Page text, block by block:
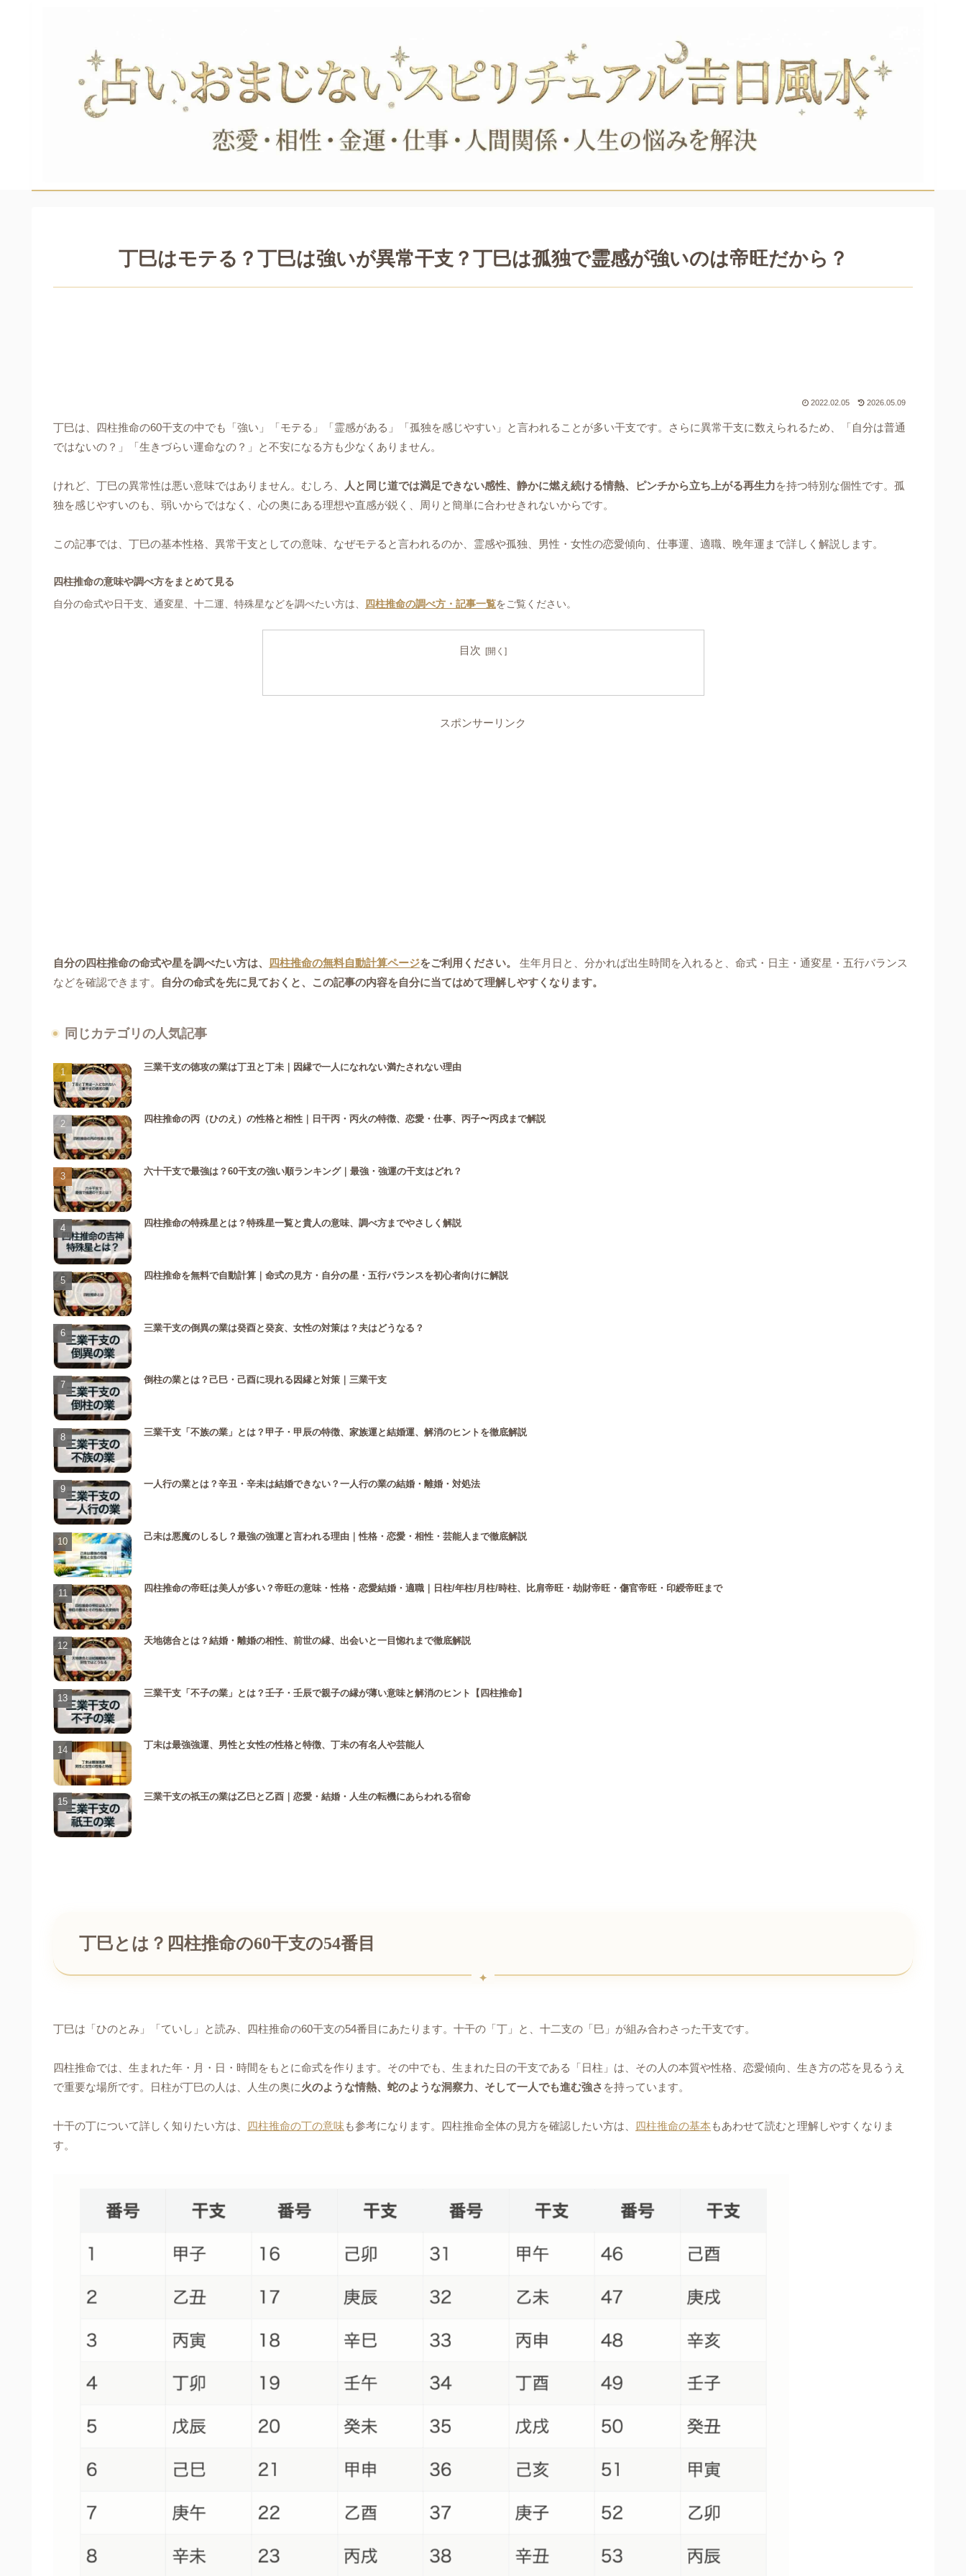
丁巳はモテる？丁巳は強いが異常干支？丁巳は孤独で霊感が強いのは帝旺だから？
2022.02.05 2026.05.09
丁巳は、四柱推命の60干支の中でも「強い」「モテる」「霊感がある」「孤独を感じやすい」と言われることが多い干支です。さらに異常干支に数えられるため、「自分は普通
ではないの？」「生きづらい運命なの？」と不安になる方も少なくありません。
けれど、丁巳の異常性は悪い意味ではありません。むしろ、 人と同じ道では満足できない感性、静かに燃え続ける情熱、ピンチから立ち上がる再生力を持つ特別な個性です。孤
独を感じやすいのも、弱いからではなく、心の奥にある理想や直感が鋭く、周りと簡単に合わせきれないからです。
この記事では、丁巳の基本性格、異常干支としての意味、なぜモテると言われるのか、霊感や孤独、男性・女性の恋愛傾向、仕事運、適職、晩年運まで詳しく解説します。
四柱推命の意味や調べ方をまとめて見る
自分の命式や日干支、通変星、十二運、特殊星などを調べたい方は、
四柱推命の調べ方・記事一覧をご覧ください。
目次
スポンサーリンク
自分の四柱推命の命式や星を調べたい方は、 四柱推命の無料自動計算ページをご利用ください。
生年月日と、分かれば出生時間を入れると、命式・日主・通変星・五行バランス
などを確認できます。
自分の命式を先に見ておくと、この記事の内容を自分に当てはめて理解しやすくなります。
同じカテゴリの人気記事
三業干支の徳攻の業は丁丑と丁未｜因縁で一人になれない満たされない理由
四柱推命の丙（ひのえ）の性格と相性｜日干丙・丙火の特徴、恋愛・仕事、丙子〜丙戌まで解説
六十干支で最強は？60干支の強い順ランキング｜最強・強運の干支はどれ？
四柱推命の特殊星とは？特殊星一覧と貴人の意味、調べ方までやさしく解説
四柱推命を無料で自動計算｜命式の見方・自分の星・五行バランスを初心者向けに解説
三業干支の倒異の業は癸酉と癸亥、女性の対策は？夫はどうなる？
倒柱の業とは？己巳・己酉に現れる因縁と対策｜三業干支
三業干支「不族の業」とは？甲子・甲辰の特徴、家族運と結婚運、解消のヒントを徹底解説
一人行の業とは？辛丑・辛未は結婚できない？一人行の業の結婚・離婚・対処法
己未は悪魔のしるし？最強の強運と言われる理由｜性格・恋愛・相性・芸能人まで徹底解説
四柱推命の帝旺は美人が多い？帝旺の意味・性格・恋愛結婚・適職｜日柱/年柱/月柱/時柱、比肩帝旺・劫財帝旺・傷官帝旺・印綬帝旺まで
天地徳合とは？結婚・離婚の相性、前世の縁、出会いと一目惚れまで徹底解説
三業干支「不子の業」とは？壬子・壬辰で親子の縁が薄い意味と解消のヒント【四柱推命】
丁未は最強強運、男性と女性の性格と特徴、丁未の有名人や芸能人
三業干支の祇王の業は乙巳と乙酉｜恋愛・結婚・人生の転機にあらわれる宿命
丁巳とは？四柱推命の60干支の54番目
丁巳は「ひのとみ」「ていし」と読み、四柱推命の60干支の54番目にあたります。十干の「丁」と、十二支の「巳」が組み合わさった干支です。
四柱推命では、生まれた年・月・日・時間をもとに命式を作ります。その中でも、生まれた日の干支である「日柱」は、その人の本質や性格、恋愛傾向、生き方の芯を見るうえ
で重要な場所です。日柱が丁巳の人は、人生の奥に火のような情熱、蛇のような洞察力、そして一人でも進む強さ を持っています。
十干の丁について詳しく知りたい方は、 四柱推命の丁の意味も参考になります。四柱推命全体の見方を確認したい方は、 四柱推命の基本 もあわせて読むと理解しやすくなりま
す。